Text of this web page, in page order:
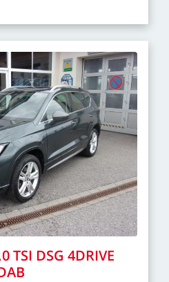
TSI DSG 4DRIVE